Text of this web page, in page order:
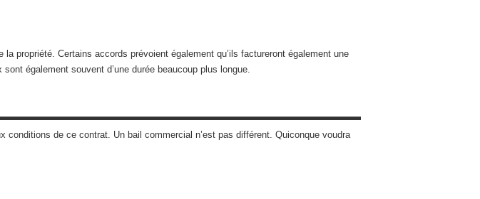
propriété. Certains accords prévoient également qu’ils factureront également une
également souvent d’une durée beaucoup plus longue.
de ce contrat. Un bail commercial n’est pas différent. Quiconque voudra